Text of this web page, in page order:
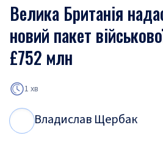
Велика Британія
новий пакет
£752 млн
1 хв
Владислав Щербак